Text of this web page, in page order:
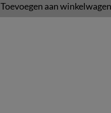
Toevoegen aan winkelwagen